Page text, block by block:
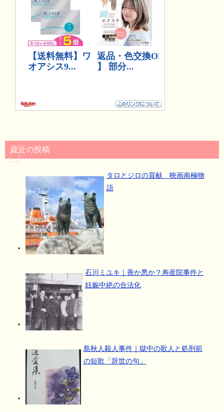
最近の投稿
タロとジロの貢献 映画南極物
語
石川ミユキ｜善か悪か？寿産院事件と
妊娠中絶の合法化
島秋人殺人事件｜獄中の歌人と処刑前
の短歌「辞世の句」